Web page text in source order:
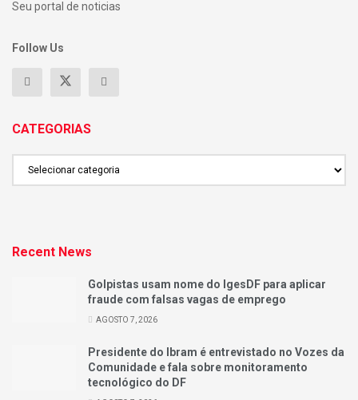
Seu portal de noticias
Follow Us
CATEGORIAS
Recent News
Golpistas usam nome do IgesDF para aplicar
fraude com falsas vagas de emprego
AGOSTO 7, 2026
Presidente do Ibram é entrevistado no Vozes da
Comunidade e fala sobre monitoramento
tecnológico do DF